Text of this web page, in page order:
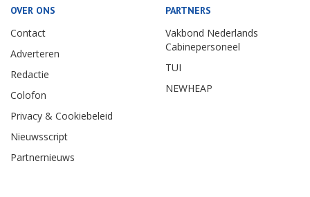
OVER ONS
Contact
Adverteren
Redactie
Colofon
Privacy & Cookiebeleid
Nieuwsscript
Partnernieuws
PARTNERS
Vakbond Nederlands
Cabinepersoneel
TUI
NEWHEAP